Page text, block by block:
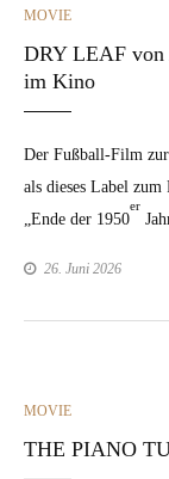
CATEGORIES
MOVIE
DRY LEAF von
im Kino
Der Fußball-Film
als dieses Label
„Ende der 1950
er
26. Juni 2026
CATEGORIES
MOVIE
THE PIANO